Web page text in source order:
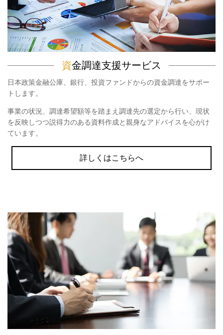
資金調達支援サービス
日本政策金融公庫、銀行、投資ファンドからの資金調達をサポー
トします。
事業の状況、調達希望額等を踏まえ調達先の選定から行い、現状
を反映しつつ説得力のある資料作成と親身なアドバイスを心がけ
ています。
詳しくはこちらへ